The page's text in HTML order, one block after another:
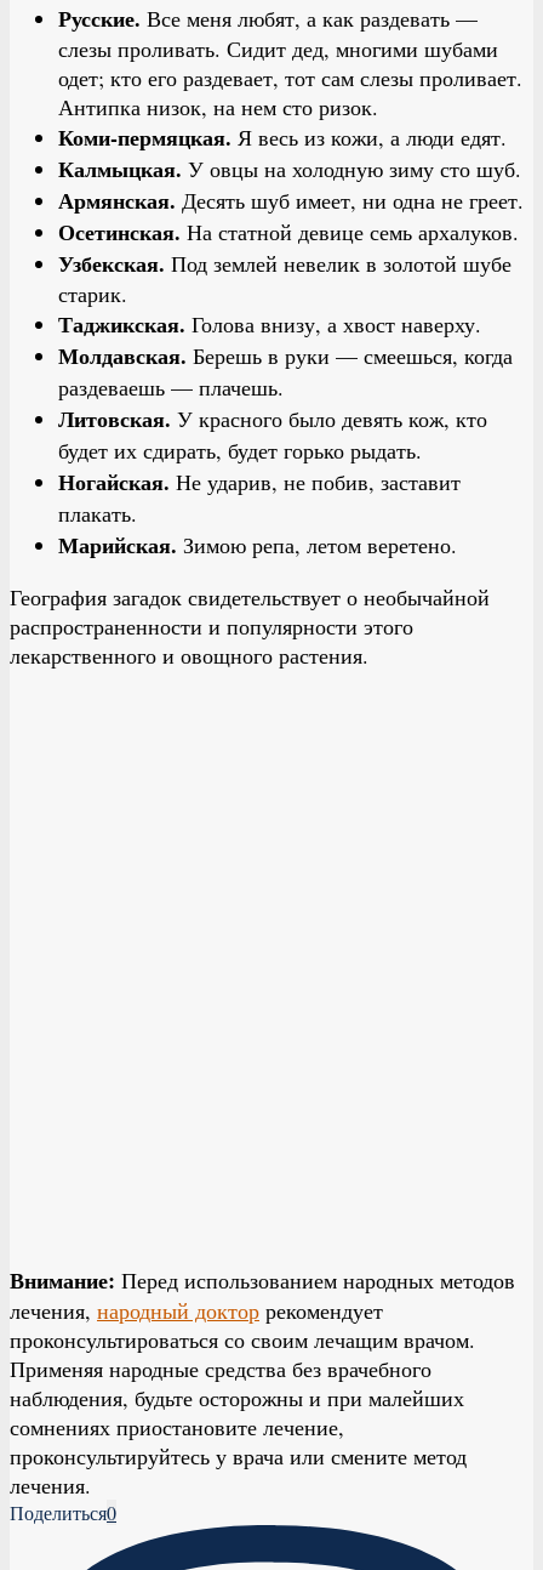
Русские. Все меня любят, а как раздевать —
слезы проливать. Сидит дед, многими шубами
одет; кто его раздевает, тот сам слезы проливает.
Антипка низок, на нем сто ризок.
Коми-пермяцкая. Я весь из кожи, а люди едят.
Калмыцкая. У овцы на холодную зиму сто шуб.
Армянская. Десять шуб имеет, ни одна не греет.
Осетинская. На статной девице семь архалуков.
Узбекская. Под землей невелик в золотой шубе
старик.
Таджикская. Голова внизу, а хвост наверху.
Молдавская. Берешь в руки — смеешься, когда
раздеваешь — плачешь.
Литовская. У красного было девять кож, кто
будет их сдирать, будет горько рыдать.
Ногайская. Не ударив, не побив, заставит
плакать.
Марийская. Зимою репа, летом веретено.
География загадок свидетельствует о необычайной
распространенности и популярности этого
лекарственного и овощного растения.
Внимание: Перед использованием народных методов
лечения, народный доктор рекомендует
проконсультироваться со своим лечащим врачом.
Применяя народные средства без врачебного
наблюдения, будьте осторожны и при малейших
сомнениях приостановите лечение,
проконсультируйтесь у врача или смените метод
лечения.
Поделиться0